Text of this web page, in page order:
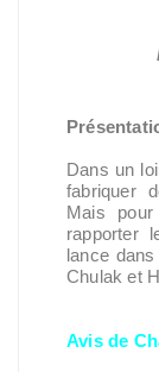
Dans un
fabriquer
Mais
rapporter
lance
Chulak et
Avis de